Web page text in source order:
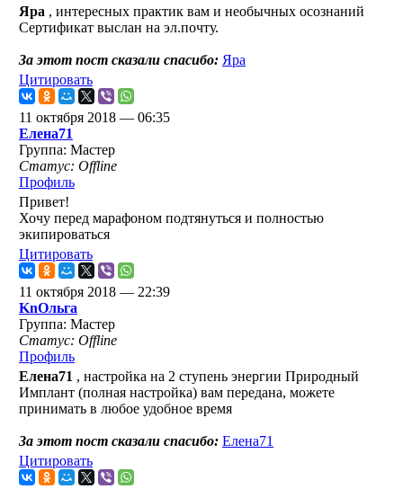
Яра , интересных практик вам и необычных осознаний
Сертификат выслан на эл.почту.
За этот пост сказали спасибо: Яра
Цитировать
11 октября 2018 — 06:35
Елена71
Группа: Мастер
Статус: Offline
Профиль
Привет!
Хочу перед марафоном подтянуться и полностью
экипироваться
Цитировать
11 октября 2018 — 22:39
KnОльга
Группа: Мастер
Статус: Offline
Профиль
Елена71 , настройка на 2 ступень энергии Природный
Имплант (полная настройка) вам передана, можете
принимать в любое удобное время
За этот пост сказали спасибо: Елена71
Цитировать